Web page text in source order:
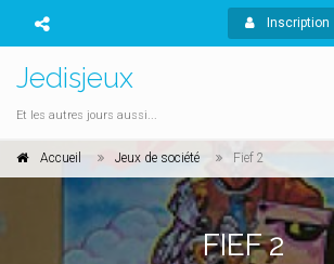
Inscription
Jedisjeux
Et les autres jours aussi...
Accueil Jeux de société Fief 2
FIEF 2